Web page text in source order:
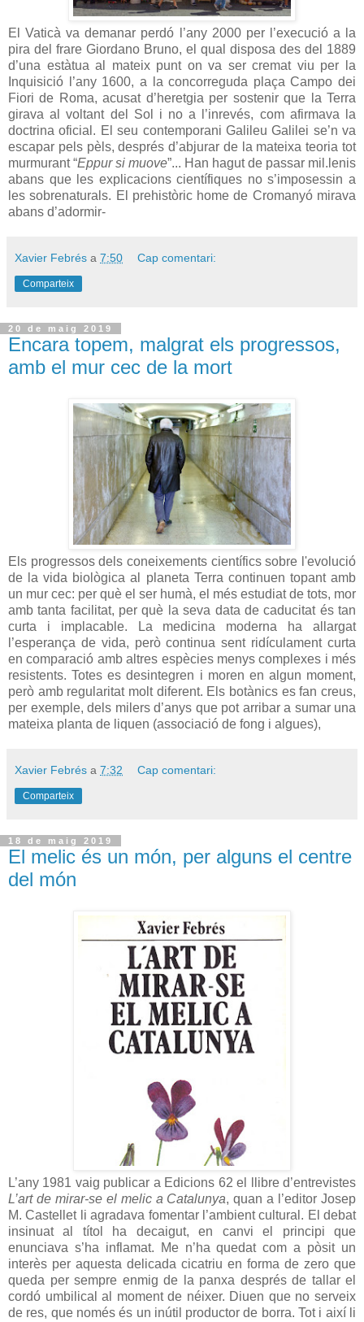
El Vaticà va demanar perdó l’any 2000 per l’execució a la
pira del frare Giordano Bruno, el qual disposa des del 1889
d’una estàtua al mateix punt on va ser cremat viu per la
Inquisició l’any 1600, a la concorreguda plaça Campo dei
Fiori de Roma, acusat d’heretgia per sostenir que la Terra
girava al voltant del Sol i no a l’inrevés, com afirmava la
doctrina oficial. El seu contemporani Galileu Galilei se’n va
escapar pels pèls, després d’abjurar de la mateixa teoria tot
murmurant “Eppur si muove”... Han hagut de passar mil.lenis
abans que les explicacions científiques no s’imposessin a
les sobrenaturals. El prehistòric home de Cromanyó mirava
abans d’adormir-
Xavier Febrés a 7:50 Cap comentari:
Comparteix
20 de maig 2019
Encara topem, malgrat els progressos,
amb el mur cec de la mort
Els progressos dels coneixements científics sobre l'evolució
de la vida biològica al planeta Terra continuen topant amb
un mur cec: per què el ser humà, el més estudiat de tots, mor
amb tanta facilitat, per què la seva data de caducitat és tan
curta i implacable. La medicina moderna ha allargat
l’esperança de vida, però continua sent ridículament curta
en comparació amb altres espècies menys complexes i més
resistents. Totes es desintegren i moren en algun moment,
però amb regularitat molt diferent. Els botànics es fan creus,
per exemple, dels milers d’anys que pot arribar a sumar una
mateixa planta de liquen (associació de fong i algues),
Xavier Febrés a 7:32 Cap comentari:
Comparteix
18 de maig 2019
El melic és un món, per alguns el centre
del món
L’any 1981 vaig publicar a Edicions 62 el llibre d’entrevistes
L’art de mirar-se el melic a Catalunya, quan a l’editor Josep
M. Castellet li agradava fomentar l’ambient cultural. El debat
insinuat al títol ha decaigut, en canvi el principi que
enunciava s’ha inflamat. Me n’ha quedat com a pòsit un
interès per aquesta delicada cicatriu en forma de zero que
queda per sempre enmig de la panxa després de tallar el
cordó umbilical al moment de néixer. Diuen que no serveix
de res, que només és un inútil productor de borra. Tot i així li